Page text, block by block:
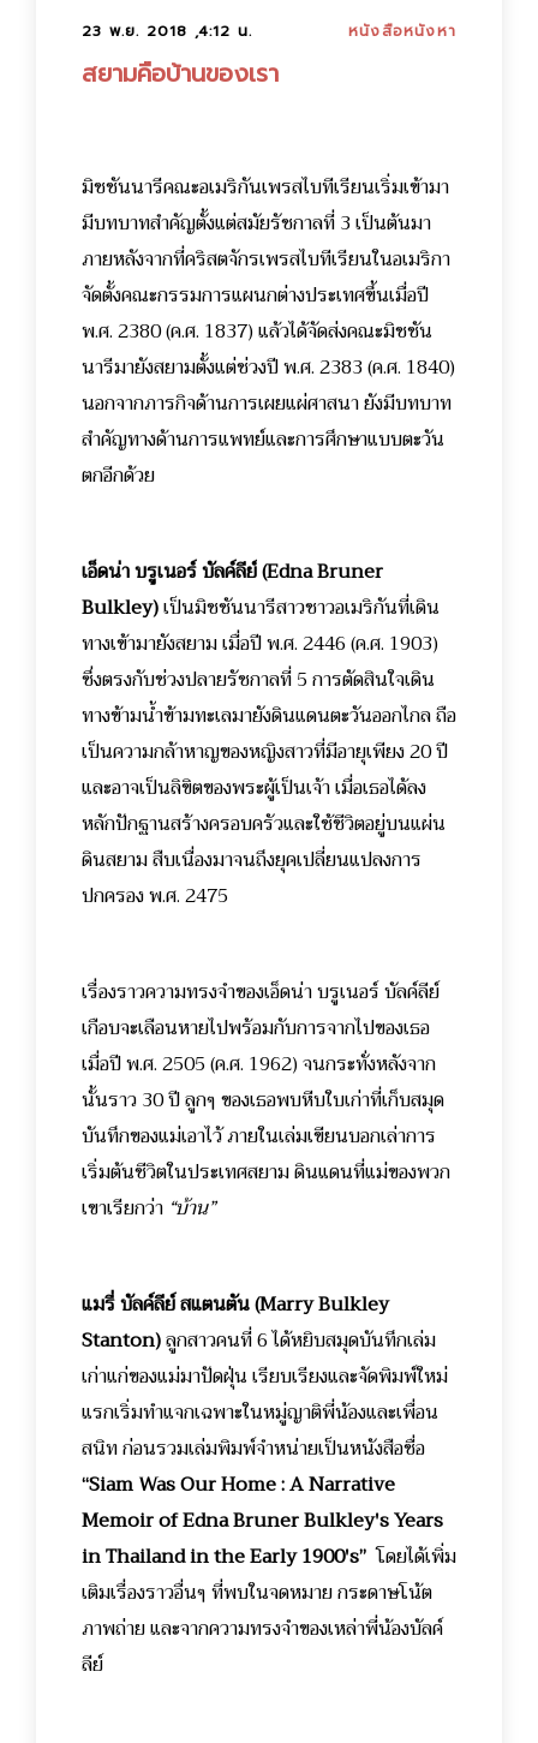
23 พ.ย. 2018 ,4:12 น. หนังสือหนังหา
สยามคือบ้านของเรา
มิชชันนารีคณะอเมริกันเพรสไบทีเรียนเริ่มเข้ามา
มีบทบาทสำคัญตั้งแต่สมัยรัชกาลที่ 3 เป็นต้นมา
ภายหลังจากที่คริสตจักรเพรสไบทีเรียนในอเมริกา
จัดตั้งคณะกรรมการแผนกต่างประเทศขึ้นเมื่อปี
พ.ศ. 2380 (ค.ศ. 1837) แล้วได้จัดส่งคณะมิชชัน
นารีมายังสยามตั้งแต่ช่วงปี พ.ศ. 2383 (ค.ศ. 1840)
นอกจากภารกิจด้านการเผยแผ่ศาสนา ยังมีบทบาท
สำคัญทางด้านการแพทย์และการศึกษาแบบตะวัน
ตกอีกด้วย
เอ็ดน่า บรูเนอร์ บัลค์ลีย์(Edna Bruner
Bulkley)เป็นมิชชันนารีสาวชาวอเมริกันที่เดิน
ทางเข้ามายังสยาม เมื่อปี พ.ศ. 2446 (ค.ศ. 1903)
ซึ่งตรงกับช่วงปลายรัชกาลที่ 5 การตัดสินใจเดิน
ทางข้ามน้ำข้ามทะเลมายังดินแดนตะวันออกไกล ถือ
เป็นความกล้าหาญของหญิงสาวที่มีอายุเพียง 20 ปี
และอาจเป็นลิขิตของพระผู้เป็นเจ้า เมื่อเธอได้ลง
หลักปักฐานสร้างครอบครัวและใช้ชีวิตอยู่บนแผ่น
ดินสยาม สืบเนื่องมาจนถึงยุคเปลี่ยนแปลงการ
ปกครอง พ.ศ. 2475
เรื่องราวความทรงจำของเอ็ดน่า บรูเนอร์ บัลค์ลีย์
เกือบจะเลือนหายไปพร้อมกับการจากไปของเธอ
เมื่อปี พ.ศ. 2505 (ค.ศ. 1962) จนกระทั่งหลังจาก
นั้นราว 30 ปี ลูกๆ ของเธอพบหีบใบเก่าที่เก็บสมุด
บันทึกของแม่เอาไว้ ภายในเล่มเขียนบอกเล่าการ
เริ่มต้นชีวิตในประเทศสยาม ดินแดนที่แม่ของพวก
เขาเรียกว่า “บ้าน”
แมรี่ บัลค์ลีย์ สแตนตัน (Marry Bulkley
Stanton)ลูกสาวคนที่ 6 ได้หยิบสมุดบันทึกเล่ม
เก่าแก่ของแม่มาปัดฝุ่น เรียบเรียงและจัดพิมพ์ใหม่
แรกเริ่มทำแจกเฉพาะในหมู่ญาติพี่น้องและเพื่อน
สนิท ก่อนรวมเล่มพิมพ์จำหน่ายเป็นหนังสือชื่อ
“Siam Was Our Home : A Narrative
Memoir of Edna Bruner Bulkley's Years
in Thailand in the Early 1900's”โดยได้เพิ่ม
เติมเรื่องราวอื่นๆ ที่พบในจดหมาย กระดาษโน้ต
ภาพถ่าย และจากความทรงจำของเหล่าพี่น้องบัลค์
ลีย์